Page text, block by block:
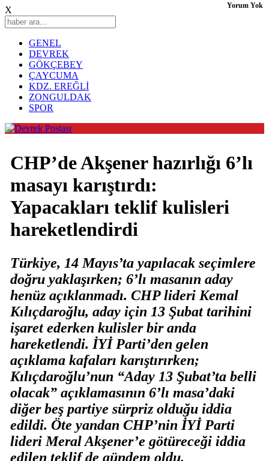
X
GENEL
DEVREK
GÖKÇEBEY
ÇAYCUMA
KDZ. EREĞLİ
ZONGULDAK
SPOR
CHP’de Akşener hazırlığı 6’lı
masayı karıştırdı:
Yapacakları teklif kulisleri
hareketlendirdi
Türkiye, 14 Mayıs’ta yapılacak seçimlere
doğru yaklaşırken; 6’lı masanın aday
henüz açıklanmadı. CHP lideri Kemal
Kılıçdaroğlu, aday için 13 Şubat tarihini
işaret ederken kulisler bir anda
hareketlendi. İYİ Parti’den gelen
açıklama kafaları karıştırırken;
Kılıçdaroğlu’nun “Aday 13 Şubat’ta belli
olacak” açıklamasının 6’lı masa’daki
diğer beş partiye sürpriz olduğu iddia
edildi. Öte yandan CHP’nin İYİ Parti
lideri Meral Akşener’e götüreceği iddia
edilen teklif de gündem oldu.
Yorum Yok